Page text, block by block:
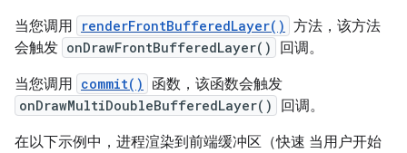
当您调用
renderFrontBufferedLayer() 方法，该方法
会触发 onDrawFrontBufferedLayer()
回调。
当您调用 commit() 函数，该函数会触发
onDrawMultiDoubleBufferedLayer()
回调。
在以下示例中，进程渲染到前端缓冲区（快速 当用户开始